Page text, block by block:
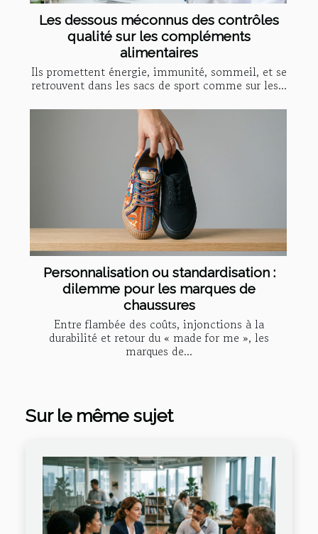
Les dessous méconnus des contrôles
qualité sur les compléments
alimentaires
Ils promettent énergie, immunité, sommeil, et se
retrouvent dans les sacs de sport comme sur les...
Personnalisation ou standardisation :
dilemme pour les marques de
chaussures
Entre flambée des coûts, injonctions à la
durabilité et retour du « made for me », les
marques de...
Sur le même sujet